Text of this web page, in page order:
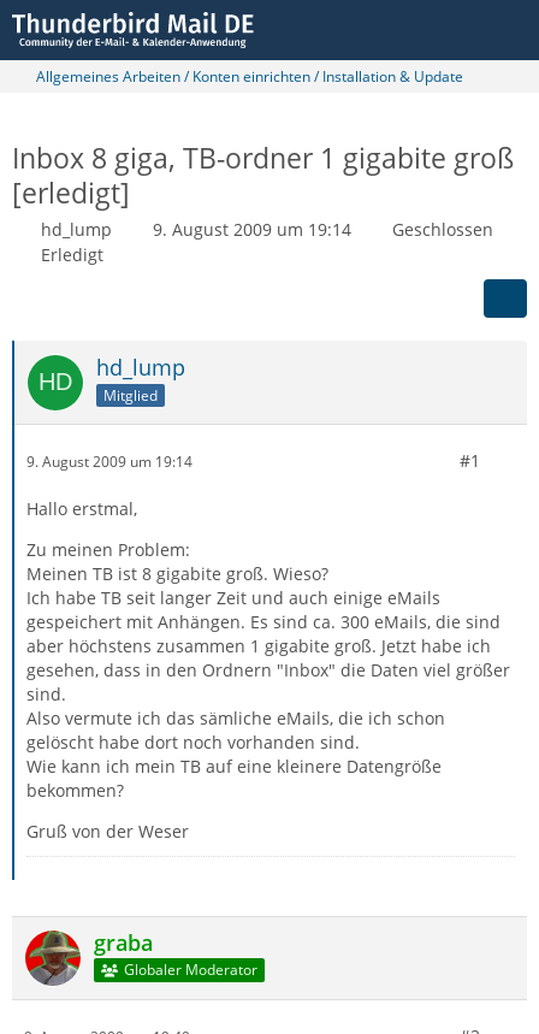
Allgemeines Arbeiten / Konten einrichten / Installation & Update
Inbox 8 giga, TB-ordner 1 gigabite groß
[erledigt]
hd_lump 9. August 2009 um 19:14
Geschlossen
Erledigt
hd_lump
Mitglied
9. August 2009 um 19:14 #1
Hallo erstmal,
Zu meinen Problem:
Meinen TB ist 8 gigabite groß. Wieso?
Ich habe TB seit langer Zeit und auch einige eMails
gespeichert mit Anhängen. Es sind ca. 300 eMails, die sind
aber höchstens zusammen 1 gigabite groß. Jetzt habe ich
gesehen, dass in den Ordnern "Inbox" die Daten viel größer
sind.
Also vermute ich das sämliche eMails, die ich schon
gelöscht habe dort noch vorhanden sind.
Wie kann ich mein TB auf eine kleinere Datengröße
bekommen?
Gruß von der Weser
graba
Globaler Moderator